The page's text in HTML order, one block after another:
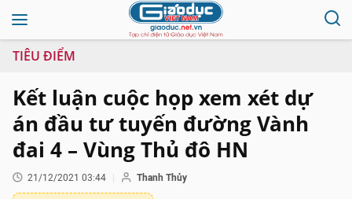
TIÊU ĐIỂM
Kết luận cuộc họp xem xét dự
án đầu tư tuyến đường Vành
đai 4 – Vùng Thủ đô HN
21/12/2021 03:44 Thanh Thủy